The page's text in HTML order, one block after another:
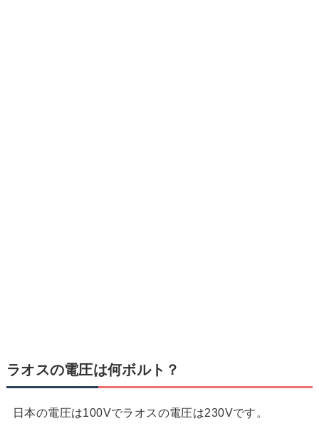
ラオスの電圧は何ボルト？
日本の電圧は100Vでラオスの電圧は230Vです。